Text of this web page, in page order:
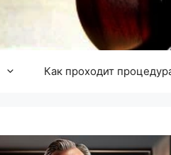
Как проходит